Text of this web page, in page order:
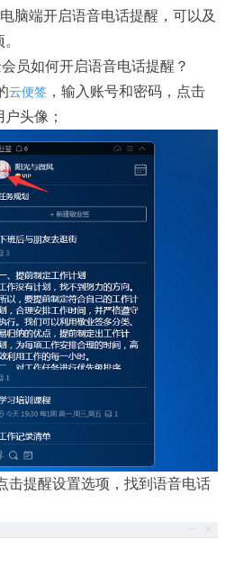
脑端开启语音电话提醒，可以及
员如何开启语音电话提醒？
云便签，输入账号和密码，点击
头像；
击提醒设置选项，找到语音电话